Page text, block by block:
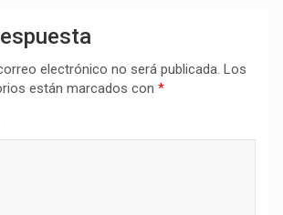
electrónico no será publicada. Los
están marcados con *